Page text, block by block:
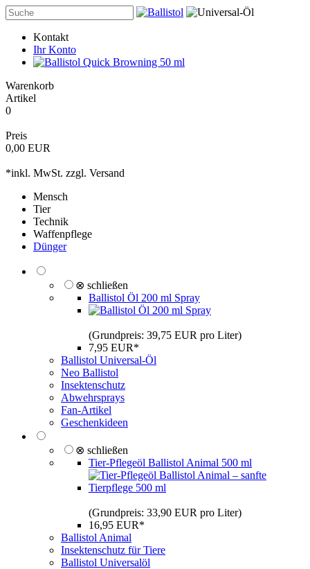
Kontakt
Ihr Konto
Warenkorb
Artikel
0
Preis
0,00 EUR
*inkl. MwSt. zzgl. Versand
Mensch
Tier
Technik
Waffenpflege
Dünger
⊗ schließen
Ballistol Öl 200 ml Spray
(Grundpreis: 39,75 EUR pro Liter)
7,95 EUR*
Ballistol Universal-Öl
Neo Ballistol
Insektenschutz
Abwehrsprays
Fan-Artikel
Geschenkideen
⊗ schließen
Tier-Pflegeöl Ballistol Animal 500 ml
(Grundpreis: 33,90 EUR pro Liter)
16,95 EUR*
Ballistol Animal
Insektenschutz für Tiere
Ballistol Universalöl